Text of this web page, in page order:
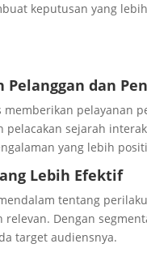
keputusan yang
dan
memberikan pelayanan
pelacakan sejarah
yang lebih
Lebih Efektif
tentang
Dengan
target audiensnya.